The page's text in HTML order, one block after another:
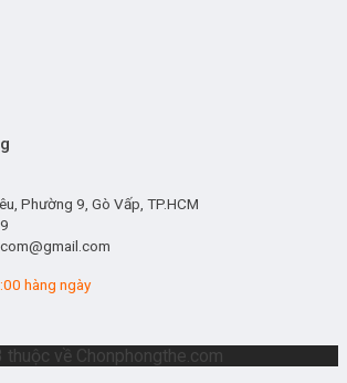
Phường 9, Gò Vấp, TP.HCM
hàng ngày
về Chonphongthe.com